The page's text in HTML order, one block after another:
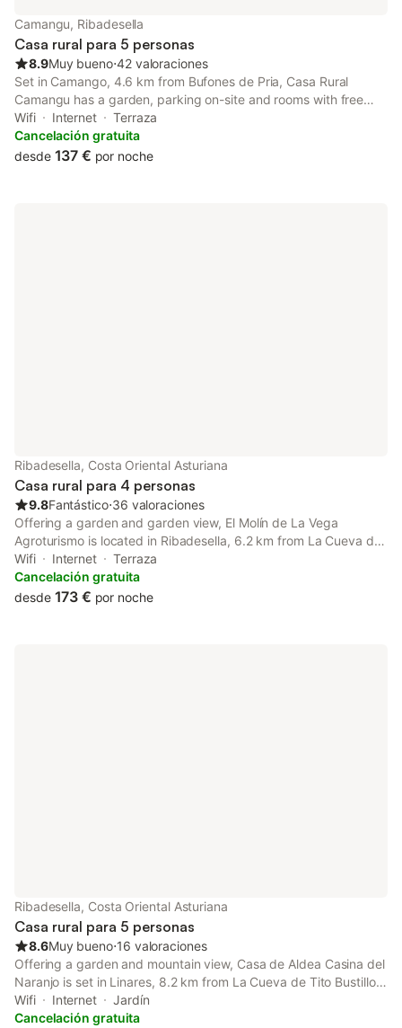
Camangu, Ribadesella
Casa rural para 5 personas
8.9Muy bueno⋅42 valoraciones
Set in Camango, 4.6 km from Bufones de Pria, Casa Rural
Camangu has a garden, parking on-site and rooms with free
WiFi access. There is a private entrance at the holiday home for
the convenience of those who stay.
Wifi Internet
Terraza
Cancelación gratuita
desde 137 € por noche
Ribadesella, Costa Oriental Asturiana
Casa rural para 4 personas
9.8Fantástico⋅36 valoraciones
Offering a garden and garden view, El Molín de La Vega
Agroturismo is located in Ribadesella, 6.2 km from La Cueva de
Tito Bustillo and 8.3 km from La Rasa de Berbes Golf. This
property offers access to a balcony, free private parking and
free WiFi.
Wifi Internet
Terraza
Cancelación gratuita
desde 173 € por noche
Ribadesella, Costa Oriental Asturiana
Casa rural para 5 personas
8.6Muy bueno⋅16 valoraciones
Offering a garden and mountain view, Casa de Aldea Casina del
Naranjo is set in Linares, 8.2 km from La Cueva de Tito Bustillo
and 17 km from Bufones de Pria. Both free WiFi and parking on-
site are available at the chalet free of charge.
Wifi Internet
Jardín
Cancelación gratuita